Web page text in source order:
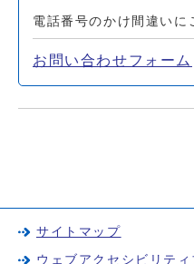
電話番号のかけ間違いに
お問い合わせフォーム
サイトマップ
ウェブアクセシビリティ